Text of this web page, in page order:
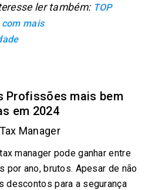
ler também: TOP
mais
Profissões mais bem
em 2024
Manager
manager pode ganhar entre
por ano, brutos. Apesar de não
descontos para a segurança